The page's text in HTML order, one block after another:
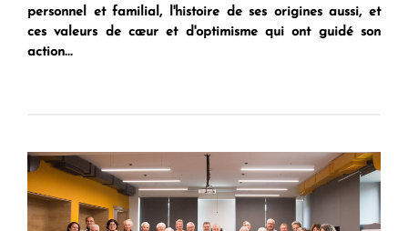
personnel et familial, l'histoire de ses origines aussi, et
ces valeurs de cœur et d'optimisme qui ont guidé son
action...